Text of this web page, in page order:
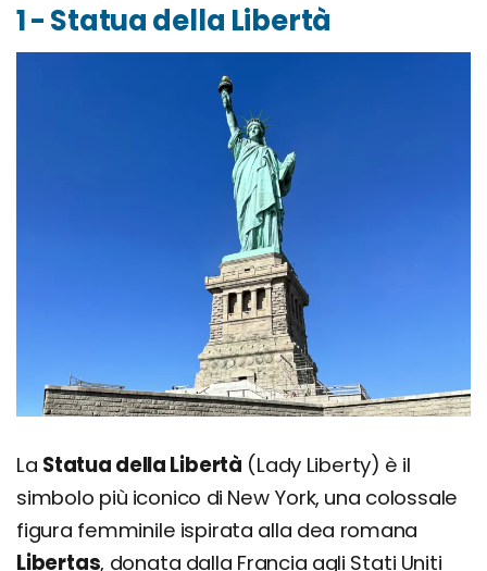
1 - Statua della Libertà
La Statua della Libertà (Lady Liberty) è il
simbolo più iconico di New York, una colossale
figura femminile ispirata alla dea romana
Libertas, donata dalla Francia agli Stati Uniti